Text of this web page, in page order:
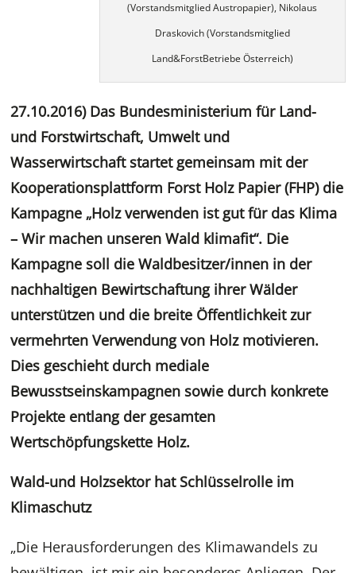
(Vorstandsmitglied Austropapier), Nikolaus
Draskovich (Vorstandsmitglied
Land&ForstBetriebe Österreich)
27.10.2016) Das Bundesministerium für Land-
und Forstwirtschaft, Umwelt und
Wasserwirtschaft startet gemeinsam mit der
Kooperationsplattform Forst Holz Papier (FHP) die
Kampagne „Holz verwenden ist gut für das Klima
– Wir machen unseren Wald klimafit“. Die
Kampagne soll die Waldbesitzer/innen in der
nachhaltigen Bewirtschaftung ihrer Wälder
unterstützen und die breite Öffentlichkeit zur
vermehrten Verwendung von Holz motivieren.
Dies geschieht durch mediale
Bewusstseinskampagnen sowie durch konkrete
Projekte entlang der gesamten
Wertschöpfungskette Holz.
Wald-und Holzsektor hat Schlüsselrolle im
Klimaschutz
„Die Herausforderungen des Klimawandels zu